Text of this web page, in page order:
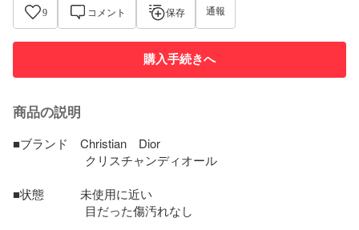
9 コメント 保存 通報
購入手続きへ
商品の説明
■ブランド　Christian　Dior
クリスチャンディオール
■状態　　　未使用に近い
目だった傷汚れなし